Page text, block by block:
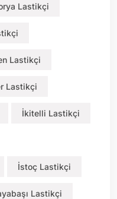
Lastikçi
Lastikçi
Lastikçi
İkitelli Lastikçi
İstoç Lastikçi
Lastikçi